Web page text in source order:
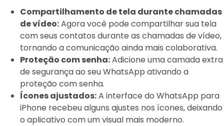
Compartilhamento de tela durante chamadas
de vídeo:Agora você pode compartilhar sua tela
com seus contatos durante as chamadas de vídeo,
tornando a comunicação ainda mais colaborativa.
Proteção com senha:Adicione uma camada extra
de segurança ao seu WhatsApp ativando a
proteção com senha.
Ícones ajustados:A interface do WhatsApp para
iPhone recebeu alguns ajustes nos ícones, deixando
o aplicativo com um visual mais moderno.